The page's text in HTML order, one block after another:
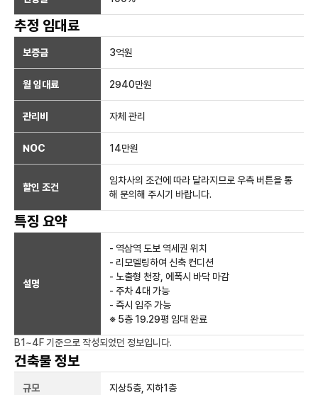
추정 임대료
보증금 3억원
월 임대료 2940만원
관리비 자체 관리
NOC 14만원
할인 조건
임차사의 조건에 따라 달라지므로 우측 버튼을 통
해 문의해 주시기 바랍니다.
특징 요약
설명
- 역삼역 도보 역세권 위치
- 리모델링하여 신축 컨디션
- 노출형 천장, 에폭시 바닥 마감
- 주차 4대 가능
- 즉시 입주 가능
※ 5층 19.29평 임대 완료
B1~4F 기준으로 작성되었던 정보입니다.
건축물 정보
규모 지상5층, 지하1층